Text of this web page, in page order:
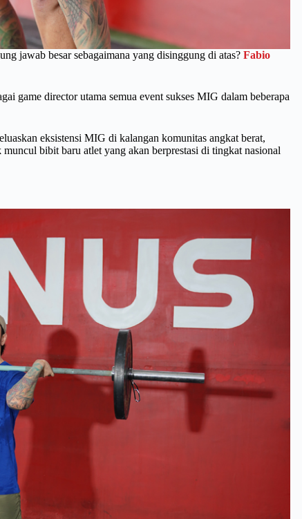
jawab besar sebagaimana yang disinggung di atas? Fabio
game director utama semua event sukses MIG dalam beberapa
eksistensi MIG di kalangan komunitas angkat berat,
bibit baru atlet yang akan berprestasi di tingkat nasional